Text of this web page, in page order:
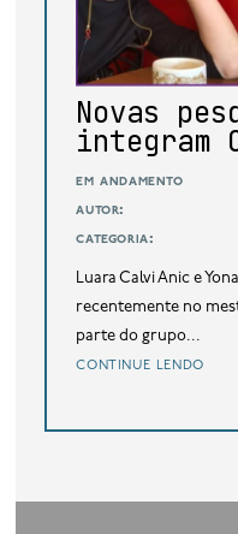
Novas
integram
em andamento
autor:
categoria:
Luara Calvi Anic e
recentemente no
parte do grupo...
continue lendo